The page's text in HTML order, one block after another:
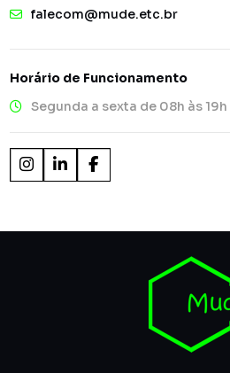
falecom@mude.etc.br
Horário de Funcionamento
Segunda a sexta de 08h às 19h